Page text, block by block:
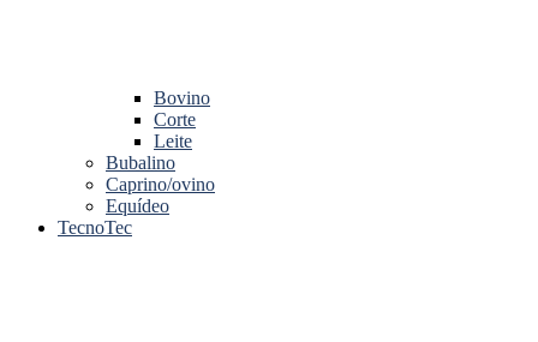
Bovino
Corte
Leite
Bubalino
Caprino/ovino
Equídeo
TecnoTec